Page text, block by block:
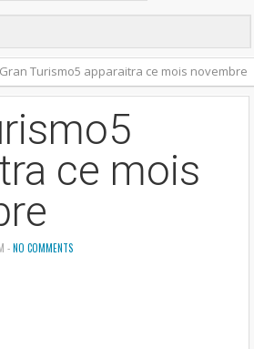
Gran Turismo5 apparaitra ce mois novembre
ce mois
-NO COMMENTS